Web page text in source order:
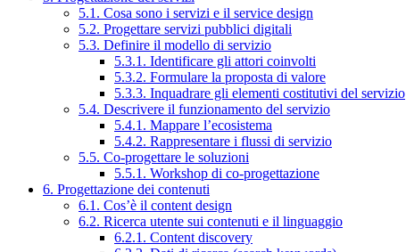
5.1. Cosa sono i servizi e il service design
5.2. Progettare servizi pubblici digitali
5.3. Definire il modello di servizio
5.3.1. Identificare gli attori coinvolti
5.3.2. Formulare la proposta di valore
5.3.3. Inquadrare gli elementi costitutivi del servizio
5.4. Descrivere il funzionamento del servizio
5.4.1. Mappare l’ecosistema
5.4.2. Rappresentare i flussi di servizio
5.5. Co-progettare le soluzioni
5.5.1. Workshop di co-progettazione
6. Progettazione dei contenuti
6.1. Cos’è il content design
6.2. Ricerca utente sui contenuti e il linguaggio
6.2.1. Content discovery